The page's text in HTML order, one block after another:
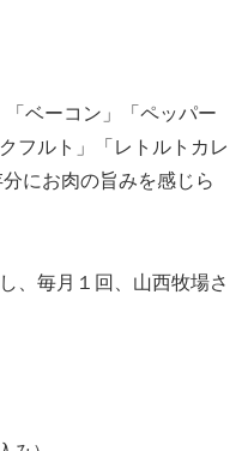
「ベーコン」「ペッパー
フルト」「レトルトカレ
にお肉の旨みを感じら
、毎月１回、山西牧場さ